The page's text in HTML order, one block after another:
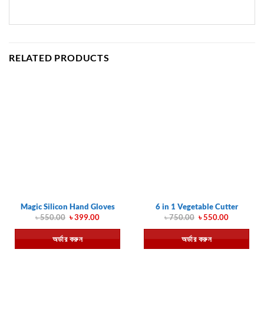
RELATED PRODUCTS
Magic Silicon Hand Gloves
৳550.00 Original
was:
৳ 550.00.
৳399.00Current
is:
৳ 399.00.
অর্ডার করুন
6 in 1 Vegetable Cutter
৳750.00 Original
was:
৳ 750.00.
৳550.00Current
is:
৳ 550.00.
অর্ডার করুন